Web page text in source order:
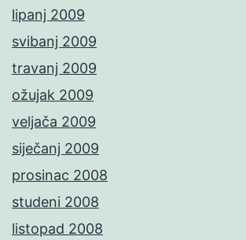
lipanj 2009
svibanj 2009
travanj 2009
ožujak 2009
veljača 2009
siječanj 2009
prosinac 2008
studeni 2008
listopad 2008